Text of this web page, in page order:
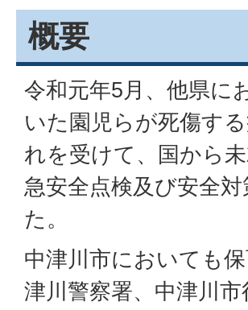
概要
令和元年5月、他県に
いた園児らが死傷す
れを受けて、国から
急安全点検及び安全
た。
中津川市においても
津川警察署、中津川